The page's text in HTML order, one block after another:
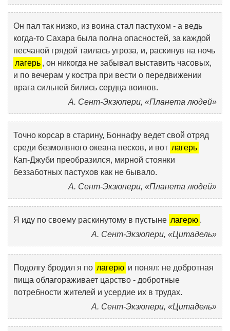
Он пал так низко, из воина стал пастухом - а ведь
когда-то Сахара была полна опасностей, за каждой
песчаной грядой таилась угроза, и, раскинув на ночь
лагерь , он никогда не забывал выставить часовых,
и по вечерам у костра при вести о передвижении
врага сильней бились сердца воинов.
А. Сент-Экзюпери, «Планета людей»
Точно корсар в старину, Боннафу ведет свой отряд
среди безмолвного океана песков, и вот лагерь
Кап-Джуби преобразился, мирной стоянки
беззаботных пастухов как не бывало.
А. Сент-Экзюпери, «Планета людей»
Я иду по своему раскинутому в пустыне лагерю .
А. Сент-Экзюпери, «Цитадель»
Подолгу бродил я по лагерю и понял: не добротная
пища облагораживает царство - добротные
потребности жителей и усердие их в трудах.
А. Сент-Экзюпери, «Цитадель»